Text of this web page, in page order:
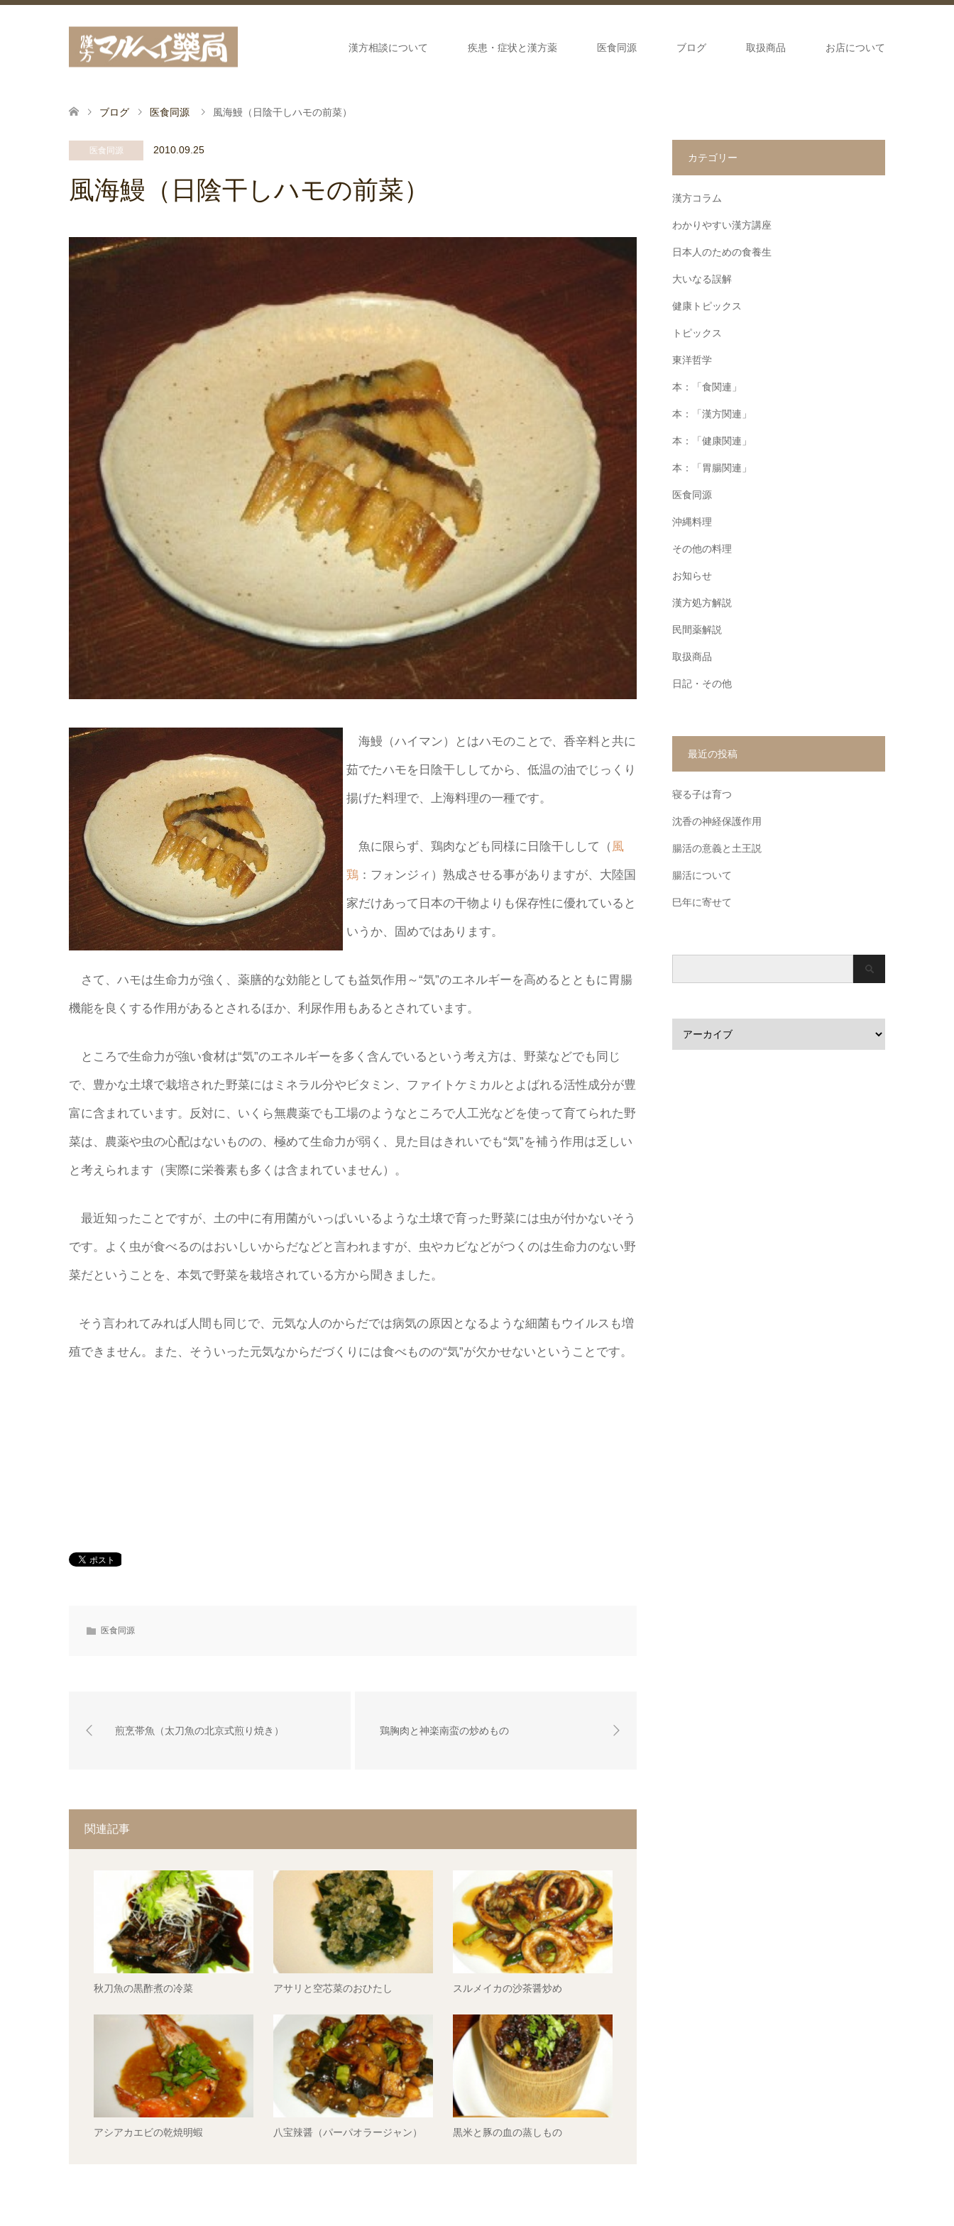
漢方相談について 疾患・症状と漢方薬 医食同源 ブログ 取扱商品 お店について
ブログ 医食同源 風海鰻（日陰干しハモの前菜）
医食同源 2010.09.25
風海鰻（日陰干しハモの前菜）
海鰻（ハイマン）とはハモのことで、香辛料と共に
茹でたハモを日陰干ししてから、低温の油でじっくり
揚げた料理で、上海料理の一種です。
魚に限らず、鶏肉なども同様に日陰干しして（ 風
鶏 ：フォンジィ）熟成させる事がありますが、大陸国
家だけあって日本の干物よりも保存性に優れていると
いうか、固めではあります。
さて、ハモは生命力が強く、薬膳的な効能としても益気作用～“気”のエネルギーを高めるとともに胃腸
機能を良くする作用があるとされるほか、利尿作用もあるとされています。
ところで生命力が強い食材は“気”のエネルギーを多く含んでいるという考え方は、野菜などでも同じ
で、豊かな土壌で栽培された野菜にはミネラル分やビタミン、ファイトケミカルとよばれる活性成分が豊
富に含まれています。反対に、いくら無農薬でも工場のようなところで人工光などを使って育てられた野
菜は、農薬や虫の心配はないものの、極めて生命力が弱く、見た目はきれいでも“気”を補う作用は乏しい
と考えられます（実際に栄養素も多くは含まれていません）。
最近知ったことですが、土の中に有用菌がいっぱいいるような土壌で育った野菜には虫が付かないそう
です。よく虫が食べるのはおいしいからだなどと言われますが、虫やカビなどがつくのは生命力のない野
菜だということを、本気で野菜を栽培されている方から聞きました。
そう言われてみれば人間も同じで、元気な人のからだでは病気の原因となるような細菌もウイルスも増
殖できません。また、そういった元気なからだづくりには食べものの“気”が欠かせないということです。
医食同源
煎烹帯魚（太刀魚の北京式煎り焼き） 鶏胸肉と神楽南蛮の炒めもの
関連記事
秋刀魚の黒酢煮の冷菜 アサリと空芯菜のおひたし スルメイカの沙茶醤炒め
アシアカエビの乾焼明蝦 八宝辣醤（パーパオラージャン） 黒米と豚の血の蒸しもの
カテゴリー
漢方コラム
わかりやすい漢方講座
日本人のための食養生
大いなる誤解
健康トピックス
トピックス
東洋哲学
本：「食関連」
本：「漢方関連」
本：「健康関連」
本：「胃腸関連」
医食同源
沖縄料理
その他の料理
お知らせ
漢方処方解説
民間薬解説
取扱商品
日記・その他
最近の投稿
寝る子は育つ
沈香の神経保護作用
腸活の意義と土王説
腸活について
巳年に寄せて